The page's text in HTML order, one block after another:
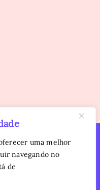
uma melhor
navegando no
de
. Todos os direitos
do conteúdo sem